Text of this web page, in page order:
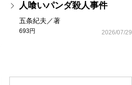
人喰いパンダ殺人事件
五条紀夫／著
693円 2026/07/29